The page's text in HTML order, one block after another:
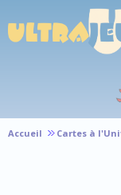
Accueil Cartes à
Panneau de gestion